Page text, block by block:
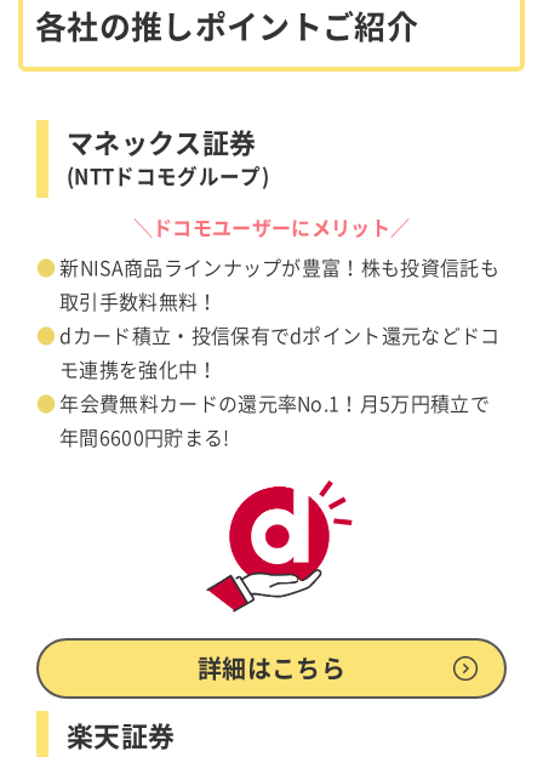
各社の推しポイントご紹介
マネックス証券
(NTTドコモグループ)
＼ドコモユーザーにメリット／
新NISA商品ラインナップが豊富！株も投資信託も
取引手数料無料！
dカード積立・投信保有でdポイント還元などドコ
モ連携を強化中！
年会費無料カードの還元率No.1！月5万円積立で
年間6600円貯まる!
詳細はこちら
楽天証券